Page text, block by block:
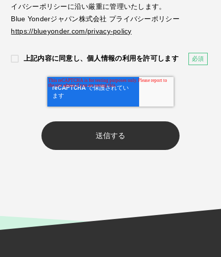
イバシーポリシーに沿い厳重に管理いたします。
Blue Yonderジャパン株式会社 プライバシーポリシー
https://blueyonder.com/privacy-policy
上記内容に同意し、個人情報の利用を許可します